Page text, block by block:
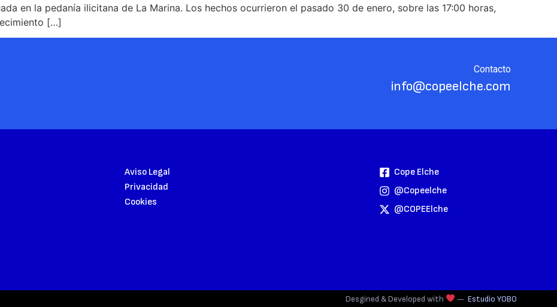
en la pedanía ilicitana de La Marina. Los hechos ocurrieron el pasado 30 de enero, sobre las 17:00 horas,
[…]
Contacto
info@copeelche.com
Aviso Legal
Privacidad
Cookies
Cope Elche
@copeelche
@COPEElche
Desgined & Developed with — Estudio YOBO